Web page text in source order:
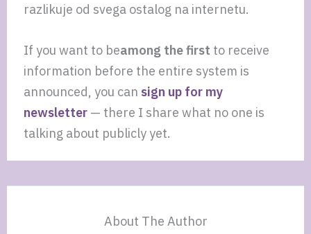
razlikuje od svega ostalog na internetu.
If you want to beamong the first to receive
information before the entire system is
announced, you can sign up for my
newsletter— there I share what no one is
talking about publicly yet.
About The Author